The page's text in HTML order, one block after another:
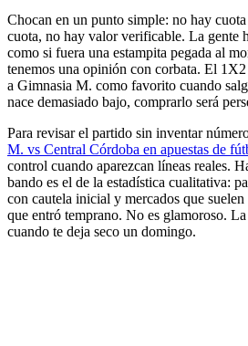
Chocan en un punto simple: no hay
cuota, no hay valor verificable. La gente
como si fuera una estampita pegada al
tenemos una opinión con corbata. El
a Gimnasia M. como favorito cuando
nace demasiado bajo, comprarlo será
Para revisar el partido sin inventar
M. vs Central Córdoba en apuestas de
control cuando aparezcan líneas reales.
bando es el de la estadística cualitativa:
con cautela inicial y mercados que
que entró temprano. No es glamoroso.
cuando te deja seco un domingo.